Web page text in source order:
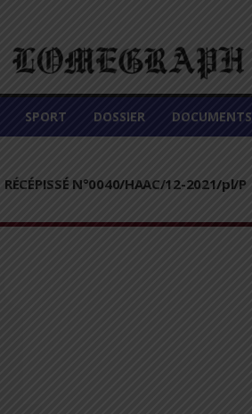
SPORT DOSSIER DOCUMENTS
RÉCÉPISSÉ N°0040/HAAC/12-2021/pl/P